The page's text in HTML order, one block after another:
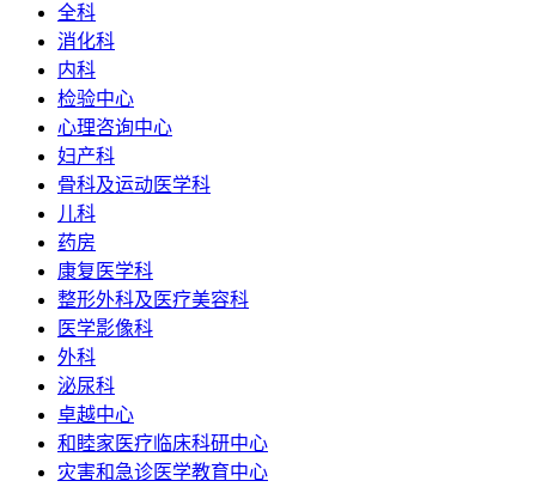
全科
消化科
内科
检验中心
心理咨询中心
妇产科
骨科及运动医学科
儿科
药房
康复医学科
整形外科及医疗美容科
医学影像科
外科
泌尿科
卓越中心
和睦家医疗临床科研中心
灾害和急诊医学教育中心